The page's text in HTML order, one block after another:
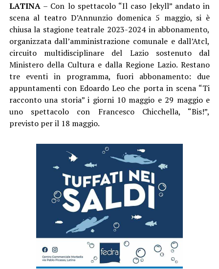
LATINA– Con lo spettacolo “Il caso Jekyll” andato in
scena al teatro D’Annunzio domenica 5 maggio, si è
chiusa la stagione teatrale 2023-2024 in abbonamento,
organizzata dall’amministrazione comunale e dall’Atcl,
circuito multidisciplinare del Lazio sostenuto dal
Ministero della Cultura e dalla Regione Lazio. Restano
tre eventi in programma, fuori abbonamento: due
appuntamenti con Edoardo Leo che porta in scena “Ti
racconto una storia” i giorni 10 maggio e 29 maggio e
uno spettacolo con Francesco Chicchella, “Bis!”,
previsto per il 18 maggio.